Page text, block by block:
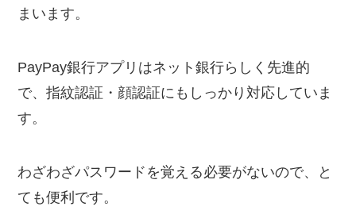
まいます。
PayPay銀行アプリはネット銀行らしく先進的
で、指紋認証・顔認証にもしっかり対応していま
す。
わざわざパスワードを覚える必要がないので、と
ても便利です。